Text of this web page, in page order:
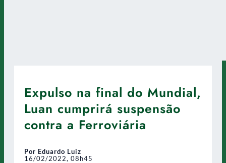
Expulso na final do Mundial,
Luan cumprirá suspensão
contra a Ferroviária
Por Eduardo Luiz
16/02/2022, 08h45